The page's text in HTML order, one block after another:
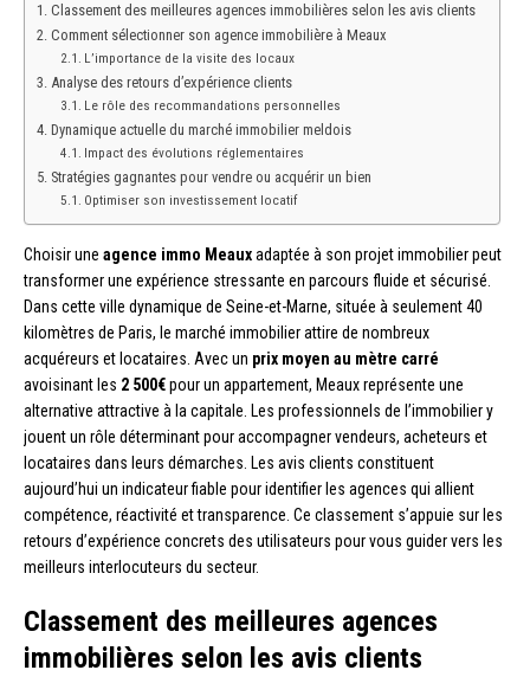
Classement des meilleures agences immobilières selon les avis clients
Comment sélectionner son agence immobilière à Meaux
L’importance de la visite des locaux
Analyse des retours d’expérience clients
Le rôle des recommandations personnelles
Dynamique actuelle du marché immobilier meldois
Impact des évolutions réglementaires
Stratégies gagnantes pour vendre ou acquérir un bien
Optimiser son investissement locatif
Choisir une agence immo Meauxadaptée à son projet immobilier peut
transformer une expérience stressante en parcours fluide et sécurisé.
Dans cette ville dynamique de Seine-et-Marne, située à seulement 40
kilomètres de Paris, le marché immobilier attire de nombreux
acquéreurs et locataires. Avec un prix moyen au mètre carré
avoisinant les 2 500€pour un appartement, Meaux représente une
alternative attractive à la capitale. Les professionnels de l’immobilier y
jouent un rôle déterminant pour accompagner vendeurs, acheteurs et
locataires dans leurs démarches. Les avis clients constituent
aujourd’hui un indicateur fiable pour identifier les agences qui allient
compétence, réactivité et transparence. Ce classement s’appuie sur les
retours d’expérience concrets des utilisateurs pour vous guider vers les
meilleurs interlocuteurs du secteur.
Classement des meilleures agences
immobilières selon les avis clients